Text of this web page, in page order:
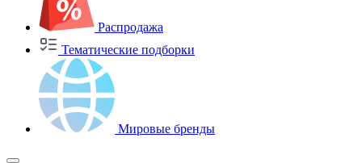
Распродажа
Тематические подборки
Мировые бренды